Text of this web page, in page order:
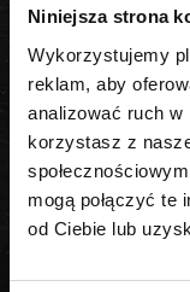
Niniejsza strona
Wykorzystujemy
reklam, aby
analizować ruch
korzystasz z
mogą połączyć te
od Ciebie lub
Rozmiar
6 mm